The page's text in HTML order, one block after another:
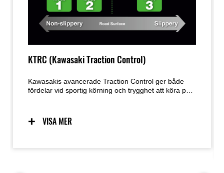
KTRC (Kawasaki Traction Control)
Kawasakis avancerade Traction Control ger både
fördelar vid sportig körning och trygghet att köra på
förarens önskemål.
VISA MER